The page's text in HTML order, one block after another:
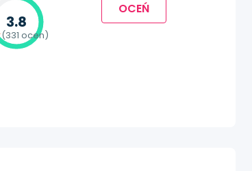
3.8
(331 ocen)
OCEŃ